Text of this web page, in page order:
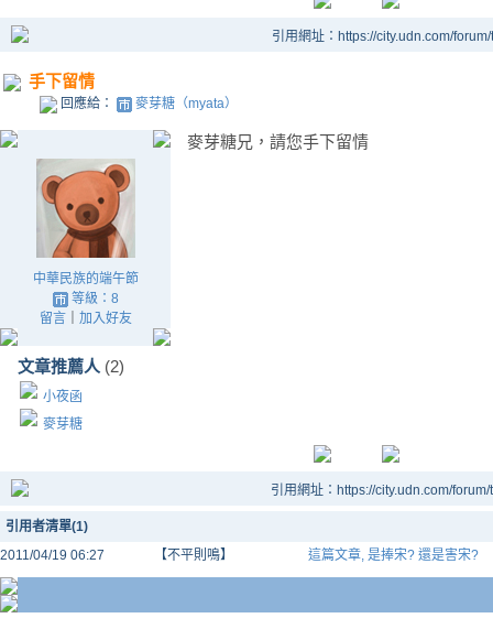
引用網址：https://city.udn.com/
手下留情
回應給： 麥芽糖（myata）
中華民族的端午節
等級：8
留言｜ 加入好友
文章推薦人 (2)
小夜函
麥芽糖
麥芽糖兄，請您手下留情
引用網址：https://city.udn.com/
引用者清單(1)
2011/04/19 06:27
【不平則鳴】 這篇文章, 是捧宋? 還是害宋?